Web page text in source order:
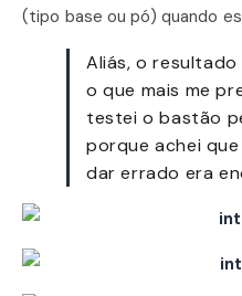
(tipo base ou pó) quando
Aliás, o
o que mais me
testei o bastão
porque achei
dar errado era